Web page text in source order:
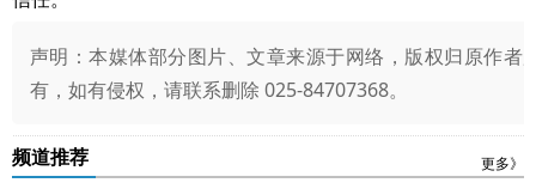
声明：本媒体部分图片、文章来源于网络，版权归原作者
有，如有侵权，请联系删除 025-84707368。
频道推荐 更多》